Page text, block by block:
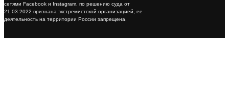
сетями Facebook и Instagram, по решению суда от
21.03.2022 признана экстремистской организацией, ее
деятельность на территории России запрещена.